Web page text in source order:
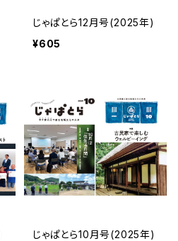
じゃぱとら12月号(2025年)
¥605
じゃぱとら10月号(2025年)